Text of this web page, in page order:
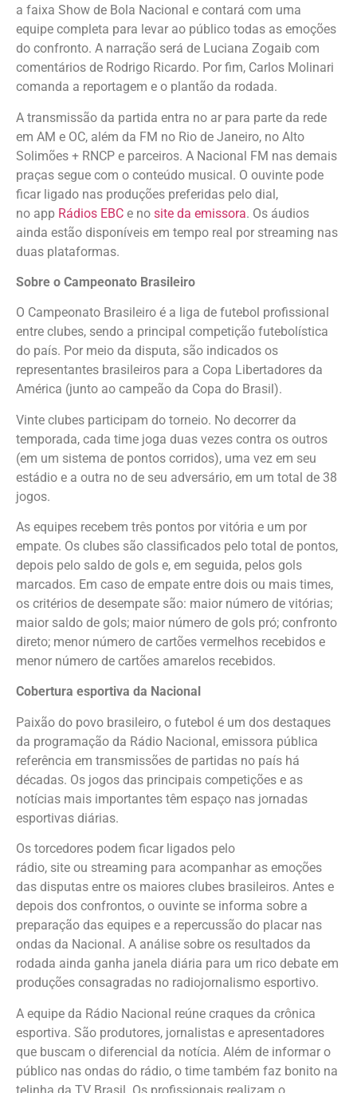
a faixa Show de Bola Nacional e contará com uma
equipe completa para levar ao público todas as emoções
do confronto. A narração será de Luciana Zogaib com
comentários de Rodrigo Ricardo. Por fim, Carlos Molinari
comanda a reportagem e o plantão da rodada.
A transmissão da partida entra no ar para parte da rede
em AM e OC, além da FM no Rio de Janeiro, no Alto
Solimões + RNCP e parceiros. A Nacional FM nas demais
praças segue com o conteúdo musical. O ouvinte pode
ficar ligado nas produções preferidas pelo dial,
no app Rádios EBC e no site da emissora. Os áudios
ainda estão disponíveis em tempo real por streaming nas
duas plataformas.
Sobre o Campeonato Brasileiro
O Campeonato Brasileiro é a liga de futebol profissional
entre clubes, sendo a principal competição futebolística
do país. Por meio da disputa, são indicados os
representantes brasileiros para a Copa Libertadores da
América (junto ao campeão da Copa do Brasil).
Vinte clubes participam do torneio. No decorrer da
temporada, cada time joga duas vezes contra os outros
(em um sistema de pontos corridos), uma vez em seu
estádio e a outra no de seu adversário, em um total de 38
jogos.
As equipes recebem três pontos por vitória e um por
empate. Os clubes são classificados pelo total de pontos,
depois pelo saldo de gols e, em seguida, pelos gols
marcados. Em caso de empate entre dois ou mais times,
os critérios de desempate são: maior número de vitórias;
maior saldo de gols; maior número de gols pró; confronto
direto; menor número de cartões vermelhos recebidos e
menor número de cartões amarelos recebidos.
Cobertura esportiva da Nacional
Paixão do povo brasileiro, o futebol é um dos destaques
da programação da Rádio Nacional, emissora pública
referência em transmissões de partidas no país há
décadas. Os jogos das principais competições e as
notícias mais importantes têm espaço nas jornadas
esportivas diárias.
Os torcedores podem ficar ligados pelo
rádio, site ou streaming para acompanhar as emoções
das disputas entre os maiores clubes brasileiros. Antes e
depois dos confrontos, o ouvinte se informa sobre a
preparação das equipes e a repercussão do placar nas
ondas da Nacional. A análise sobre os resultados da
rodada ainda ganha janela diária para um rico debate em
produções consagradas no radiojornalismo esportivo.
A equipe da Rádio Nacional reúne craques da crônica
esportiva. São produtores, jornalistas e apresentadores
que buscam o diferencial da notícia. Além de informar o
público nas ondas do rádio, o time também faz bonito na
telinha da TV Brasil. Os profissionais realizam o